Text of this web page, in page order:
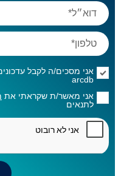
אני מסכים/ה לקבל
arcdb
אני מאשר/ת שקראתי את
לתנאים